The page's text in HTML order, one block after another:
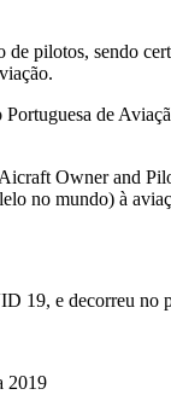
pilotos, sendo
de
Owner and
no mundo) à
19, e decorreu no
2019